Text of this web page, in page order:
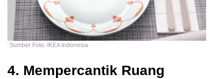
Sumber Foto: IKEA Indonesia
4. Mempercantik Ruang